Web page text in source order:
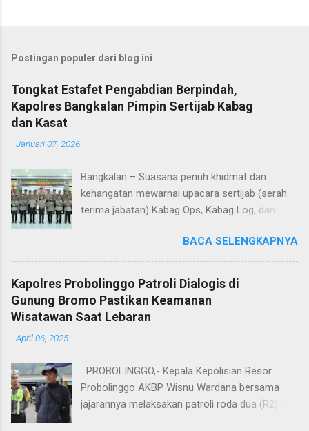
Postingan populer dari blog ini
Tongkat Estafet Pengabdian Berpindah,
Kapolres Bangkalan Pimpin Sertijab Kabag
dan Kasat
-Januari 07, 2026
Bangkalan – Suasana penuh khidmat dan
kehangatan mewarnai upacara sertijab (serah
terima jabatan) Kabag Ops, Kabag Log, dan
Aula Sarja Arya Racana Polres Bangkalan, Rabu
(07/01/2026). Upacara tersebut menjadi
momen penting bagi jajaran Polres Bangkalan,
bukan hanya sebagai pergantian jabatan
struktural, tetapi juga sebagai bentuk regenerasi
jabatan Kabag Log Polres Bangkalan untuk
mengemban amanah baru sebagai Wakapolres
Sampang. Jabatan Kabag Log Polres Bangkalan
BACA SELENGKAPNYA
Kapolres Probolinggo Patroli Dialogis di
Gunung Bromo Pastikan Keamanan
Wisatawan Saat Lebaran
-April 06, 2025
PROBOLINGGO,- Kepala Kepolisian Resor
Probolinggo AKBP Wisnu Wardana bersama
jajarannya melaksakan patroli roda dua (R2) di